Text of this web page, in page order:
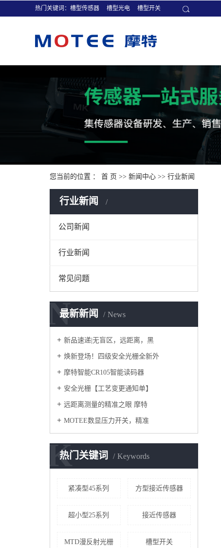
热门关键词： 槽型传感器 槽型光电 槽型开关
您当前的位置 ： 首 页 >> 新闻中心 >> 行业新闻
行业新闻
公司新闻
行业新闻
常见问题
最新新闻 News
N
新品速递|无盲区，远距离，黑
焕新登场！四级安全光栅全新外
摩特智能CR105智能读码器
安全光栅【工艺变更通知单】
远距离测量的精准之眼 摩特
MOTEE数显压力开关，精准
热门关键词 Keywords
K
紧凑型45系列 方型接近传感器
超小型25系列 接近传感器
MTD漫反射光栅 槽型开关